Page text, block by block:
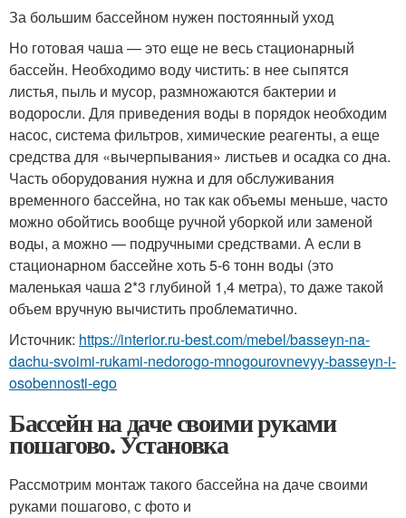
За большим бассейном нужен постоянный уход
Но готовая чаша — это еще не весь стационарный
бассейн. Необходимо воду чистить: в нее сыпятся
листья, пыль и мусор, размножаются бактерии и
водоросли. Для приведения воды в порядок необходим
насос, система фильтров, химические реагенты, а еще
средства для «вычерпывания» листьев и осадка со дна.
Часть оборудования нужна и для обслуживания
временного бассейна, но так как объемы меньше, часто
можно обойтись вообще ручной уборкой или заменой
воды, а можно — подручными средствами. А если в
стационарном бассейне хоть 5-6 тонн воды (это
маленькая чаша 2*3 глубиной 1,4 метра), то даже такой
объем вручную вычистить проблематично.
Источник: https://interior.ru-best.com/mebel/basseyn-na-
dachu-svoimi-rukami-nedorogo-mnogourovnevyy-basseyn-i-
osobennosti-ego
Бассейн на даче своими руками
пошагово. Установка
Рассмотрим монтаж такого бассейна на даче своими
руками пошагово, с фото и